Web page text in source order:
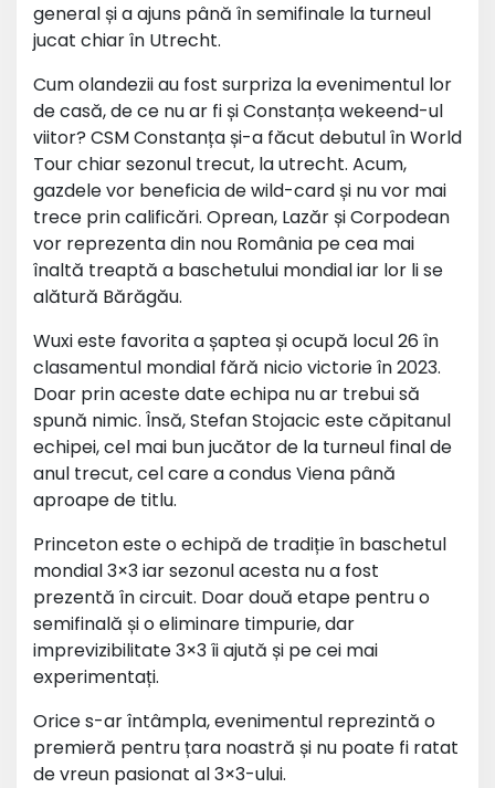
general și a ajuns până în semifinale la turneul
jucat chiar în Utrecht.
Cum olandezii au fost surpriza la evenimentul lor
de casă, de ce nu ar fi și Constanța wekeend-ul
viitor? CSM Constanța și-a făcut debutul în World
Tour chiar sezonul trecut, la utrecht. Acum,
gazdele vor beneficia de wild-card și nu vor mai
trece prin calificări. Oprean, Lazăr și Corpodean
vor reprezenta din nou România pe cea mai
înaltă treaptă a baschetului mondial iar lor li se
alătură Bărăgău.
Wuxi este favorita a șaptea și ocupă locul 26 în
clasamentul mondial fără nicio victorie în 2023.
Doar prin aceste date echipa nu ar trebui să
spună nimic. Însă, Stefan Stojacic este căpitanul
echipei, cel mai bun jucător de la turneul final de
anul trecut, cel care a condus Viena până
aproape de titlu.
Princeton este o echipă de tradiție în baschetul
mondial 3×3 iar sezonul acesta nu a fost
prezentă în circuit. Doar două etape pentru o
semifinală și o eliminare timpurie, dar
imprevizibilitate 3×3 îi ajută și pe cei mai
experimentați.
Orice s-ar întâmpla, evenimentul reprezintă o
premieră pentru țara noastră și nu poate fi ratat
de vreun pasionat al 3×3-ului.